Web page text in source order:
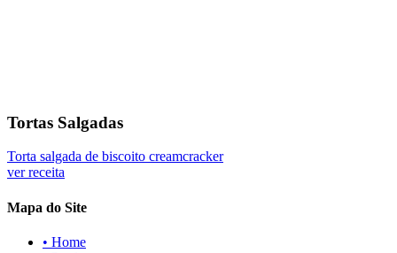
Tortas Salgadas
Torta salgada de biscoito creamcracker
ver receita
Mapa do Site
• Home